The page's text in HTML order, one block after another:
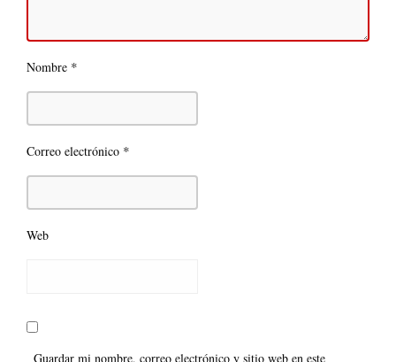
Nombre *
Correo electrónico *
Web
Guardar mi nombre, correo electrónico y sitio web en este